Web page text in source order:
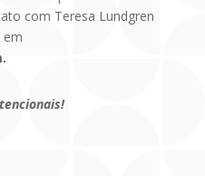
com Teresa Lundgren
em